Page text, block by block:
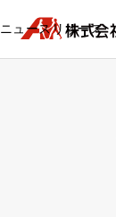
ニュースリリース